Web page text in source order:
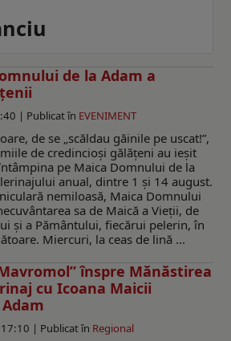
de la Adam a
| Publicat în EVENIMENT
de se „scăldau găinile pe uscat!”,
de credincioși gălățeni au ieșit
pe Maica Domnului de la
anual, dintre 1 și 14 august.
nemiloasă, Maica Domnului
sa de Maică a Vieții, de
și a Pământului, fiecărui pelerin, în
Miercuri, la ceas de lină ...
înspre Mănăstirea
cu Icoana Maicii
| Publicat în Regional